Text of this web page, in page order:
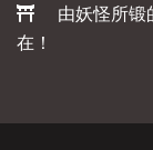
由妖怪所锻
在！